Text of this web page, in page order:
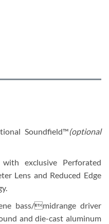
Soundfield™(optional
exclusive Perforated
Lens and Reduced Edge
bass/midrange driver
and die-cast aluminum